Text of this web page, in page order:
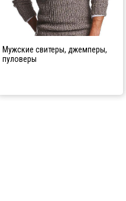
Мужские свитеры, джемперы,
пуловеры